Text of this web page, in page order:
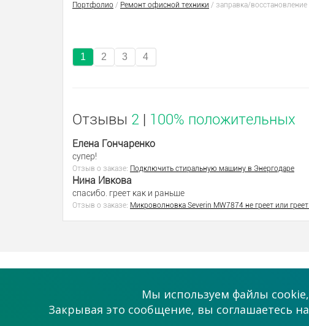
Портфолио / Ремонт офисной техники / заправка/
1 2 3 4
Отзывы 2 | 100% положительных
Елена Гончаренко
супер!
Отзыв о заказе: Подключить стиральную машину в Энергодаре
Нина Ивкова
спасибо. греет как и раньше
Отзыв о заказе: Микроволновка Severin MW7874 не греет или
Поддержка
Мы используем файлы
Закрывая это сообщение, вы соглашаетесь